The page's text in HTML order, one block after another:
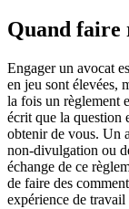
Quand faire
Engager un avocat
en jeu sont élevées,
la fois un règlement
écrit que la question
obtenir de vous. Un
non-divulgation ou
échange de ce
de faire des
expérience de travail